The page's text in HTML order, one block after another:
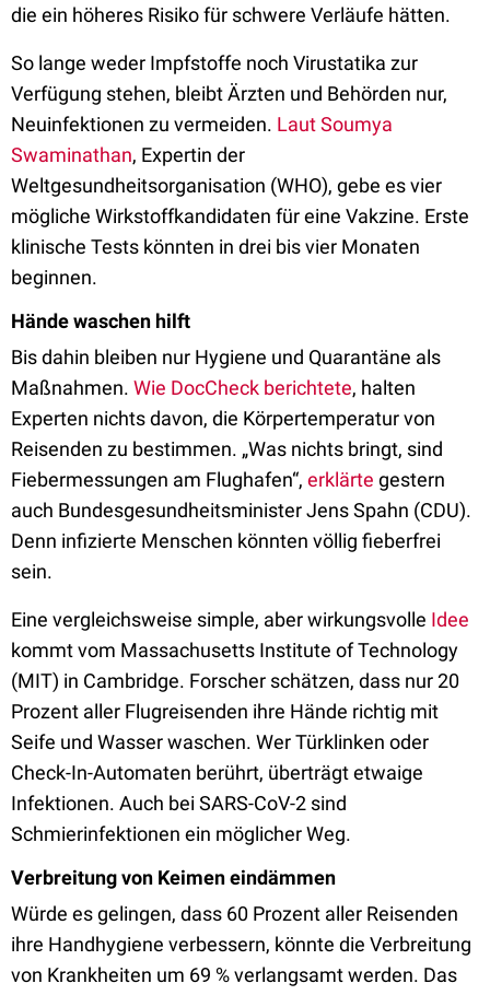
die ein höheres Risiko für schwere Verläufe hätten.
So lange weder Impfstoffe noch Virustatika zur
Verfügung stehen, bleibt Ärzten und Behörden nur,
Neuinfektionen zu vermeiden. Laut Soumya
Swaminathan, Expertin der
Weltgesundheitsorganisation (WHO), gebe es vier
mögliche Wirkstoffkandidaten für eine Vakzine. Erste
klinische Tests könnten in drei bis vier Monaten
beginnen.
Hände waschen hilft
Bis dahin bleiben nur Hygiene und Quarantäne als
Maßnahmen. Wie DocCheck berichtete, halten
Experten nichts davon, die Körpertemperatur von
Reisenden zu bestimmen. „Was nichts bringt, sind
Fiebermessungen am Flughafen“, erklärte gestern
auch Bundesgesundheitsminister Jens Spahn (CDU).
Denn infizierte Menschen könnten völlig fieberfrei
sein.
Eine vergleichsweise simple, aber wirkungsvolle Idee
kommt vom Massachusetts Institute of Technology
(MIT) in Cambridge. Forscher schätzen, dass nur 20
Prozent aller Flugreisenden ihre Hände richtig mit
Seife und Wasser waschen. Wer Türklinken oder
Check-In-Automaten berührt, überträgt etwaige
Infektionen. Auch bei SARS-CoV-2 sind
Schmierinfektionen ein möglicher Weg.
Verbreitung von Keimen eindämmen
Würde es gelingen, dass 60 Prozent aller Reisenden
ihre Handhygiene verbessern, könnte die Verbreitung
von Krankheiten um 69 % verlangsamt werden. Das